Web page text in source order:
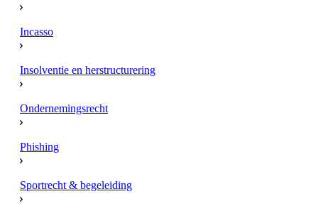
Incasso
Insolventie en herstructurering
Ondernemingsrecht
Phishing
Sportrecht & begeleiding